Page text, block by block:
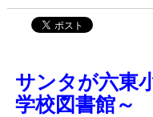
サンタが六東
学校図書館～